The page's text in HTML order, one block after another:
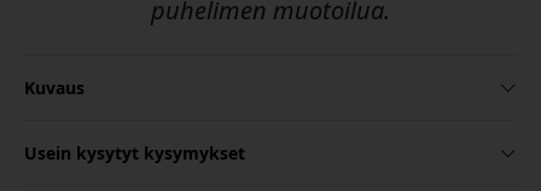
puhelimen muotoilua.
Kuvaus
Usein kysytyt kysymykset